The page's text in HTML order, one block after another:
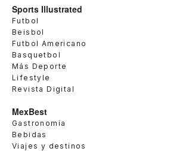
Sports Illustrated
Futbol
Beisbol
Futbol Americano
Basquetbol
Más Deporte
Lifestyle
Revista Digital
MexBest
Gastronomía
Bebidas
Viajes y destinos